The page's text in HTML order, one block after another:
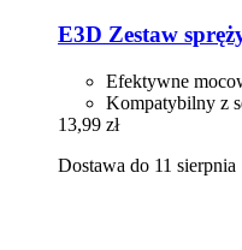
E3D Zestaw
Efektywne
Kompatybilny z
13,99 zł
Dostawa do 11 sierpnia